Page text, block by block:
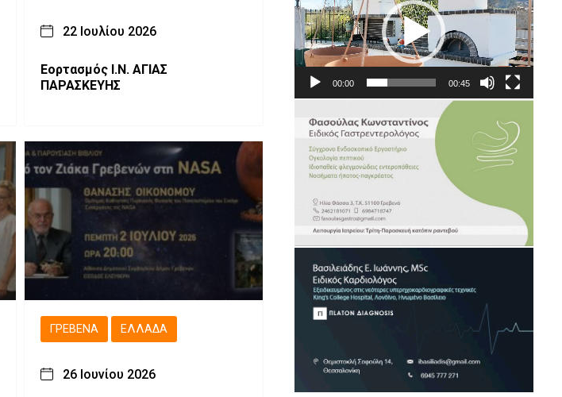
22 Ιουλίου 2026
Εορτασμός Ι.Ν. ΑΓΙΑΣ
ΠΑΡΑΣΚΕΥΗΣ
ΓΡΕΒΕΝΆ ΕΛΛΆΔΑ
26 Ιουνίου 2026
Βίντεο
00:00 00:45